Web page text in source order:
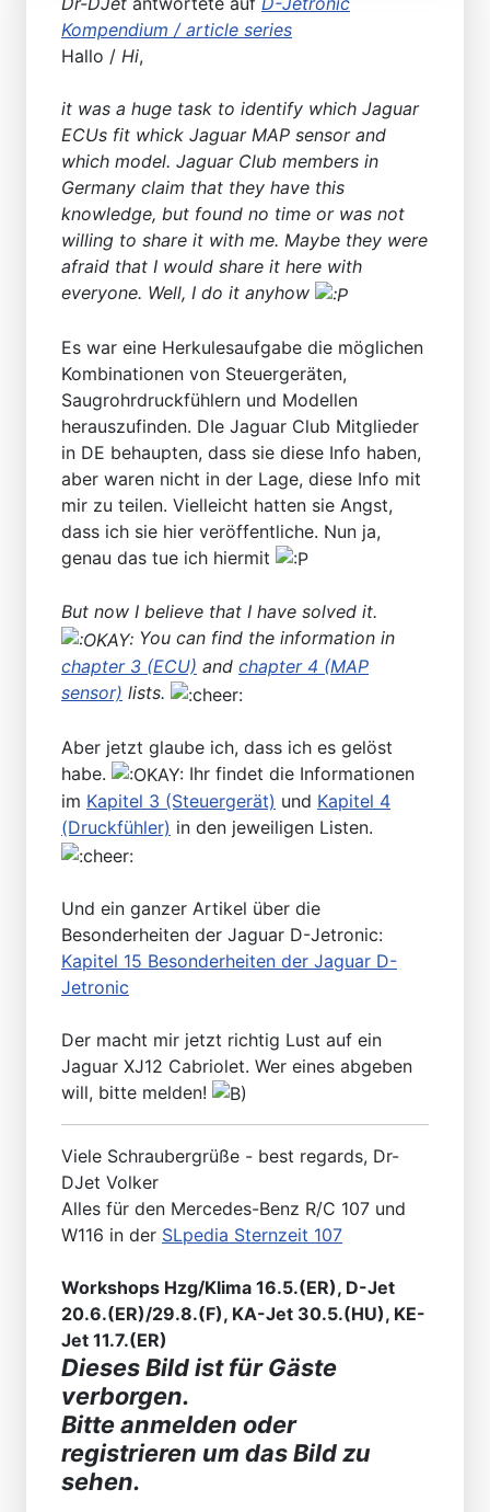
Kompendium / article series
Hallo / Hi,
it was a huge task to identify which Jaguar
ECUs fit whick Jaguar MAP sensor and
which model. Jaguar Club members in
Germany claim that they have this
knowledge, but found no time or was not
willing to share it with me. Maybe they were
afraid that I would share it here with
everyone. Well, I do it anyhow
Es war eine Herkulesaufgabe die möglichen
Kombinationen von Steuergeräten,
Saugrohrdruckfühlern und Modellen
herauszufinden. DIe Jaguar Club Mitglieder
in DE behaupten, dass sie diese Info haben,
aber waren nicht in der Lage, diese Info mit
mir zu teilen. Vielleicht hatten sie Angst,
dass ich sie hier veröffentliche. Nun ja,
genau das tue ich hiermit
But now I believe that I have solved it.
You can find the information in
chapter 3 (ECU) and chapter 4 (MAP
sensor) lists.
Aber jetzt glaube ich, dass ich es gelöst
habe.
Ihr findet die Informationen
im Kapitel 3 (Steuergerät) und Kapitel 4
(Druckfühler) in den jeweiligen Listen.
Und ein ganzer Artikel über die
Besonderheiten der Jaguar D-Jetronic:
Kapitel 15 Besonderheiten der Jaguar D-
Jetronic
Der macht mir jetzt richtig Lust auf ein
Jaguar XJ12 Cabriolet. Wer eines abgeben
will, bitte melden!
Viele Schraubergrüße - best regards, Dr-
DJet Volker
Alles für den Mercedes-Benz R/C 107 und
W116 in der SLpedia Sternzeit 107
Workshops Hzg/Klima 16.5.(ER), D-Jet
20.6.(ER)/29.8.(F), KA-Jet 30.5.(HU), KE-
Jet 11.7.(ER)
Dieses Bild ist für Gäste
verborgen.
Bitte anmelden oder
registrieren um das Bild zu
sehen.